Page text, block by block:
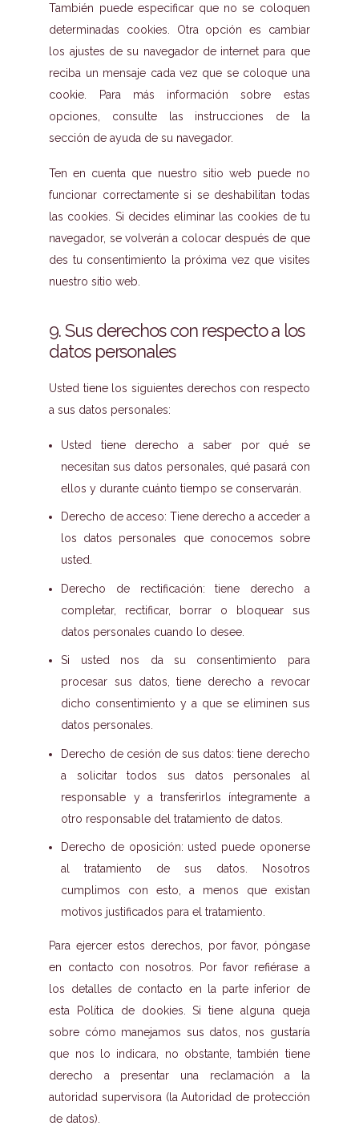
También puede especificar que no se coloquen
determinadas cookies. Otra opción es cambiar
los ajustes de su navegador de internet para que
reciba un mensaje cada vez que se coloque una
cookie. Para más información sobre estas
opciones, consulte las instrucciones de la
sección de ayuda de su navegador.
Ten en cuenta que nuestro sitio web puede no
funcionar correctamente si se deshabilitan todas
las cookies. Si decides eliminar las cookies de tu
navegador, se volverán a colocar después de que
des tu consentimiento la próxima vez que visites
nuestro sitio web.
9. Sus derechos con respecto a los
datos personales
Usted tiene los siguientes derechos con respecto
a sus datos personales:
Usted tiene derecho a saber por qué se
necesitan sus datos personales, qué pasará con
ellos y durante cuánto tiempo se conservarán.
Derecho de acceso: Tiene derecho a acceder a
los datos personales que conocemos sobre
usted.
Derecho de rectificación: tiene derecho a
completar, rectificar, borrar o bloquear sus
datos personales cuando lo desee.
Si usted nos da su consentimiento para
procesar sus datos, tiene derecho a revocar
dicho consentimiento y a que se eliminen sus
datos personales.
Derecho de cesión de sus datos: tiene derecho
a solicitar todos sus datos personales al
responsable y a transferirlos íntegramente a
otro responsable del tratamiento de datos.
Derecho de oposición: usted puede oponerse
al tratamiento de sus datos. Nosotros
cumplimos con esto, a menos que existan
motivos justificados para el tratamiento.
Para ejercer estos derechos, por favor, póngase
en contacto con nosotros. Por favor refiérase a
los detalles de contacto en la parte inferior de
esta Política de dookies. Si tiene alguna queja
sobre cómo manejamos sus datos, nos gustaría
que nos lo indicara, no obstante, también tiene
derecho a presentar una reclamación a la
autoridad supervisora (la Autoridad de protección
de datos).